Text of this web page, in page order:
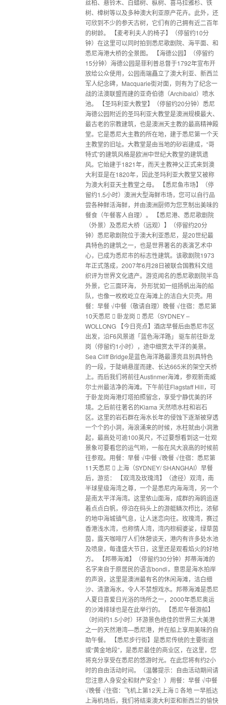
丝柏、悬铃木、白蜡树、枞树、喜马拉雅杉、铁
树、樟树等以及多种澳大利亚原产花卉。此外，还
可欣到不少的参天古树，它们有的己拥有近二百年
的树龄。 【麦考利夫人的椅子】（停留约10分
钟）在这里可以同时拍到悉尼歌剧院、海平面、和
悉尼海港大桥的全景图。 【海德公园】（停留约
15分钟）海德公园是菲利普总督于1792年宣布开
放给公众使用，公园南端矗立了澳大利亚、新西兰
军人纪念碑，Macquarie街对面，则有为了纪念一
战的法澳联盟而建的亚奇伯德（Archibald）喷水
池。 【圣玛利亚大教堂】（停留约20分钟）悉尼
海德公园附近的圣玛利亚大教堂是澳洲规模最大、
最古老的宗教建筑，也是澳洲天主教的最高精神殿
堂。它是悉尼大主教的所在地，建于悉尼第一个天
主教堂的旧址。大教堂是由当地的砂岩建成，“哥
特式”的建筑风格是欧洲中世纪大教堂的建筑遗
风。它始建于1821年，而天主教神父正式来到澳
大利亚是在1820年，因此圣玛利亚大教堂又被称
为澳大利亚天主教堂之母。 【悉尼鱼市场】（停
留约1.5小时）澳洲大型海鲜市场，您可以自行品
尝各种鲜活海鲜，并由澳洲厨师为您烹制出美味的
餐食（午餐客人自理）。 【悉尼港、悉尼歌剧院
（外景）及悉尼大桥（远观）】（停留约20分
钟）悉尼歌剧院位于澳大利亚悉尼，是20世纪最
具特色的建筑之一，也是世界著名的表演艺术中
心，已成为悉尼市的标志性建筑。该歌剧院1973
年正式落成，2007年6月28日被联合国教科文组
织评为世界文化遗产。游览闻名的悉尼歌剧院半岛
外景，它三面环海， 外形犹如一组扬帆出海的船
队，也像一枚枚屹立在海滩上的洁白大贝壳。用
餐：早餐 √中餐（敬请自理）晚餐 √住宿：悉尼第
10天悉尼  卧龙岗  悉尼（SYDNEY –
WOLLONG 【今日亮点】酒店早餐后由悉尼市区
出发，沿F6风景道「蓝色海洋路」 驱车前往卧龙
岗（停留约1小时），途中细赏太平洋的美景。
Sea Cliff Bridge是蓝色海洋路最漂亮且别具特色
的一段，于陡峭悬崖而建、长达665米的架空天桥
上。而后我们将前往Austinmer海滩，参观新南威
尔士州最洁净的海滩。下午前往Flagstaff Hill，可
于卧龙岗海港灯塔拍照留念，享受宁静优美的环
境。之后前往著名的Kiama 天然喷水柱和岩石
区。这里的岩石群在海水长年的侵蚀下逐渐被穿透
一个个的小洞，海浪涌来的时候，水柱就由小洞激
起，最高处可逾100英尺，不过要想看到这一壮观
景象可要看您的运气哟，一般在风大浪高的时候前
往参观。用餐：早餐 √中餐 √晚餐 √住宿：悉尼第
11天悉尼  上海（SYDNEY/ SHANGHAI）早餐
后，游览： 【双湾及玫瑰湾】（途径）双湾，南
半球星级海湾之尊，一个是悉尼内海海湾，另一个
是南太平洋海湾。这里依山面海，成群的海鸥追逐
着点点白帆，停泊在码头上的游艇鳞次栉比，浓郁
的地中海城镇气息，让人迷恋向往。玫瑰湾，赛过
香港浅水湾，也称情人湾，湾内棕榈婆娑，绿草茵
茵，露天咖啡厅人们休憩谈天，港内有许多处水池
及喷泉，每逢盛大节日，这里还是观看焰火的好地
方。 【邦蒂海滩】（停留约30分钟）邦蒂海滩的
名字来自于原居民的语言bondi，意思是海水拍岸
的声浪，这里是澳洲最有名的休闲海滩，洁白细
沙、清澈海水，令人不禁想戏水。邦蒂海滩是悉尼
人夏日喜爱日光浴的场所之一，2000年悉尼奥运
的沙滩排球也是在此举行的。 【悉尼午餐游船】
（时间约1.5小时）环游景色绝佳的世界三大美港
之一的天然港湾—悉尼港，并在船上享用美味的自
助午餐。 【悉尼步行街】是悉尼传统的主要街道
或“黄金地段”，是悉尼最佳的商业区，在这里，您
将充分享受在悉尼的悠游时光。在此您将有约2小
时的自由活动时间。（温馨提示：自由活动期间请
您注意人身安全和财产安全！）用餐：早餐 √中餐
√晚餐 √住宿：飞机上第12天上海  各地 一早抵达
上海机场后，我们将结束澳大利亚和新西兰的愉快